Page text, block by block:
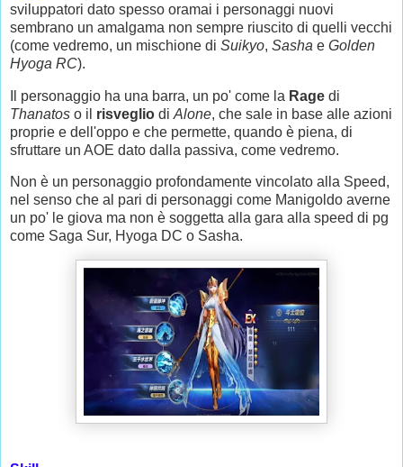
sviluppatori dato spesso oramai i personaggi nuovi
sembrano un amalgama non sempre riuscito di quelli vecchi
(come vedremo, un mischione di Suikyo, Sasha e Golden
Hyoga RC).
Il personaggio ha una barra, un po' come la Rage di
Thanatos o il risveglio di Alone, che sale in base alle azioni
proprie e dell'oppo e che permette, quando è piena, di
sfruttare un AOE dato dalla passiva, come vedremo.
Non è un personaggio profondamente vincolato alla Speed,
nel senso che al pari di personaggi come Manigoldo averne
un po' le giova ma non è soggetta alla gara alla speed di pg
come Saga Sur, Hyoga DC o Sasha.